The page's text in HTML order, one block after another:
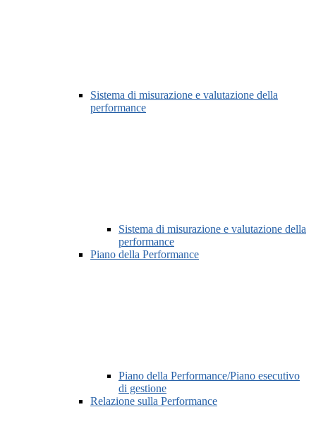
Sistema di misurazione e valutazione della
performance
Sistema di misurazione e valutazione della
performance
Piano della Performance
Piano della Performance/Piano esecutivo
di gestione
Relazione sulla Performance